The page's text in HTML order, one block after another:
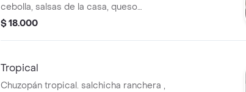
cebolla, salsas de la casa, queso
mozzarella, papa ripio y papas a la
$ 18.000
Tropical
Chuzopán tropical. salchicha ranchera ,